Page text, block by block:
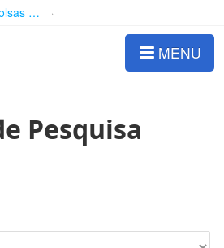
Bolsas e Auxílios Vigentes
MENU
Pesquisa